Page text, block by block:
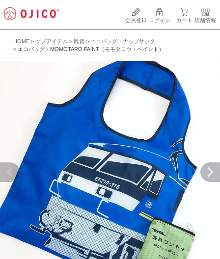
会員登録 ログイン カート 店舗情報
HOME サブアイテム 雑貨
エコバッグ・ナップサック
エコバッグ・MOMOTARO PAINT（モモタロウ・ペイント）